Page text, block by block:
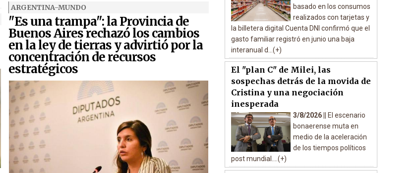
ARGENTINA-MUNDO
"Es una trampa": la Provincia de
Buenos Aires rechazó los cambios
en la ley de tierras y advirtió por la
concentración de recursos
estratégicos
basado en los consumos
realizados con tarjetas y
la billetera digital Cuenta DNI confirmó que el
gasto familiar registró en junio una baja
interanual d...(+)
El "plan C" de Milei, las
sospechas detrás de la movida de
Cristina y una negociación
inesperada
3/8/2026 ||
El escenario
bonaerense muta en
medio de la aceleración
de los tiempos políticos
post mundial....(+)